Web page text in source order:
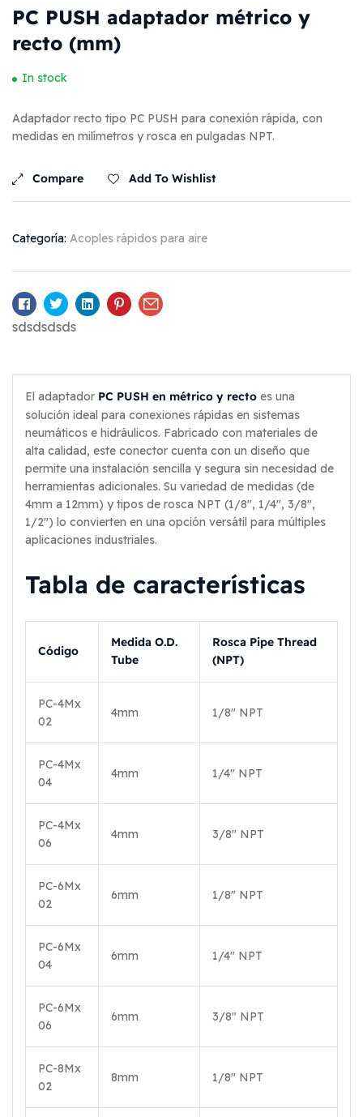
PC PUSH adaptador métrico y
recto (mm)
In stock
Adaptador recto tipo PC PUSH para conexión rápida, con
medidas en milímetros y rosca en pulgadas NPT.
Compare Add To Wishlist
Categoría: Acoples rápidos para aire
Facebook
TwitterLinkedinPinterestEmail
sdsdsdsds
El adaptador PC PUSH en métrico y recto es una
solución ideal para conexiones rápidas en sistemas
neumáticos e hidráulicos. Fabricado con materiales de
alta calidad, este conector cuenta con un diseño que
permite una instalación sencilla y segura sin necesidad de
herramientas adicionales. Su variedad de medidas (de
4mm a 12mm) y tipos de rosca NPT (1/8″, 1/4″, 3/8″,
1/2″) lo convierten en una opción versátil para múltiples
aplicaciones industriales.
Tabla de características
Código
Medida O.D.
Tube
Rosca Pipe Thread
(NPT)
PC-4Mx
02
4mm 1/8″ NPT
PC-4Mx
04
4mm 1/4″ NPT
PC-4Mx
06
4mm 3/8″ NPT
PC-6Mx
02
6mm 1/8″ NPT
PC-6Mx
04
6mm 1/4″ NPT
PC-6Mx
06
6mm 3/8″ NPT
PC-8Mx
02
8mm 1/8″ NPT